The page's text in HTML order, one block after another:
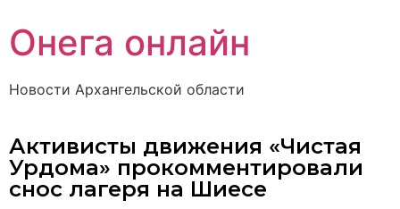
Онега онлайн
Новости Архангельской области
Активисты движения «Чистая
Урдома» прокомментировали
снос лагеря на Шиесе